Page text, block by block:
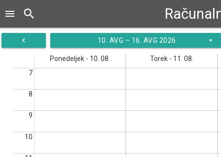
menu search
navigate_before 10. AVG – 16. AVG 2026 arrow_drop_down
Ponedeljek - 10. 08.
Torek - 11. 08.
7
8
9
10